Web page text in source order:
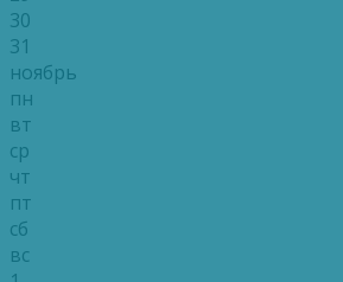
30
31
ноябрь
пн
вт
ср
чт
пт
сб
вс